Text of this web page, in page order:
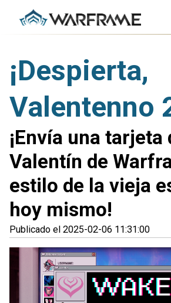
¡Despierta,
Valentenno
¡Envía una tarjeta
Valentín de
estilo de la vieja
hoy mismo!
Publicado el 2025-02-06 11:31:00